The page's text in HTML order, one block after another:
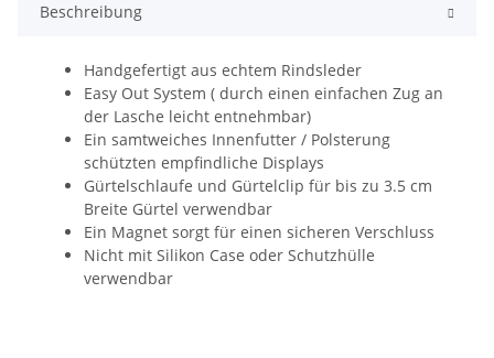
Beschreibung
Handgefertigt aus echtem Rindsleder
Easy Out System ( durch einen einfachen Zug an
der Lasche leicht entnehmbar)
Ein samtweiches Innenfutter / Polsterung
schützten empfindliche Displays
Gürtelschlaufe und Gürtelclip für bis zu 3.5 cm
Breite Gürtel verwendbar
Ein Magnet sorgt für einen sicheren Verschluss
Nicht mit Silikon Case oder Schutzhülle
verwendbar